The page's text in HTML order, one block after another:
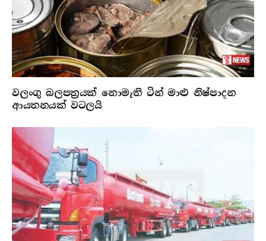
වලංගු බලපත්‍රයක් නොමැති ටින් මාළු නිෂ්පාදන
ආයතනයක් වටලයි